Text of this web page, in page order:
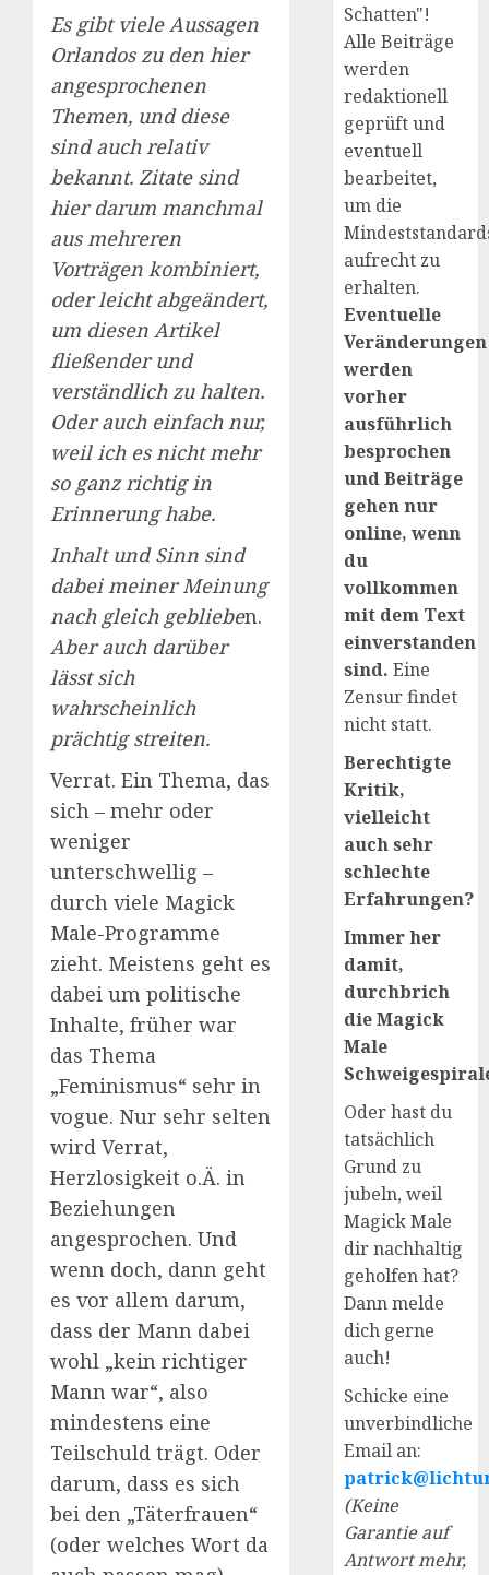
Es gibt viele Aussagen
Orlandos zu den hier
angesprochenen
Themen, und diese
sind auch relativ
bekannt. Zitate sind
hier darum manchmal
aus mehreren
Vorträgen kombiniert,
oder leicht abgeändert,
um diesen Artikel
fließender und
verständlich zu halten.
Oder auch einfach nur,
weil ich es nicht mehr
so ganz richtig in
Erinnerung habe.
Inhalt und Sinn sind
dabei meiner Meinung
nach gleich geblieben.
Aber auch darüber
lässt sich
wahrscheinlich
prächtig streiten.
Verrat. Ein Thema, das
sich – mehr oder
weniger
unterschwellig –
durch viele Magick
Male-Programme
zieht. Meistens geht es
dabei um politische
Inhalte, früher war
das Thema
„Feminismus“ sehr in
vogue. Nur sehr selten
wird Verrat,
Herzlosigkeit o.Ä. in
Beziehungen
angesprochen. Und
wenn doch, dann geht
es vor allem darum,
dass der Mann dabei
wohl „kein richtiger
Mann war“, also
mindestens eine
Teilschuld trägt. Oder
darum, dass es sich
bei den „Täterfrauen“
(oder welches Wort da
Schatten"!
Alle Beiträge
werden
redaktionell
geprüft und
eventuell
bearbeitet,
um die
aufrecht zu
erhalten.
Eventuelle
Veränderungen
werden
vorher
ausführlich
besprochen
und Beiträge
gehen nur
online, wenn
du
vollkommen
mit dem Text
einverstanden
sind. Eine
Zensur findet
nicht statt.
Berechtigte
Kritik,
vielleicht
auch sehr
schlechte
Erfahrungen?
Immer her
damit,
durchbrich
die Magick
Male
Oder hast du
tatsächlich
Grund zu
jubeln, weil
Magick Male
dir nachhaltig
geholfen hat?
Dann melde
dich gerne
auch!
Schicke eine
unverbindliche
Email an:
(Keine
Garantie auf
Antwort mehr,